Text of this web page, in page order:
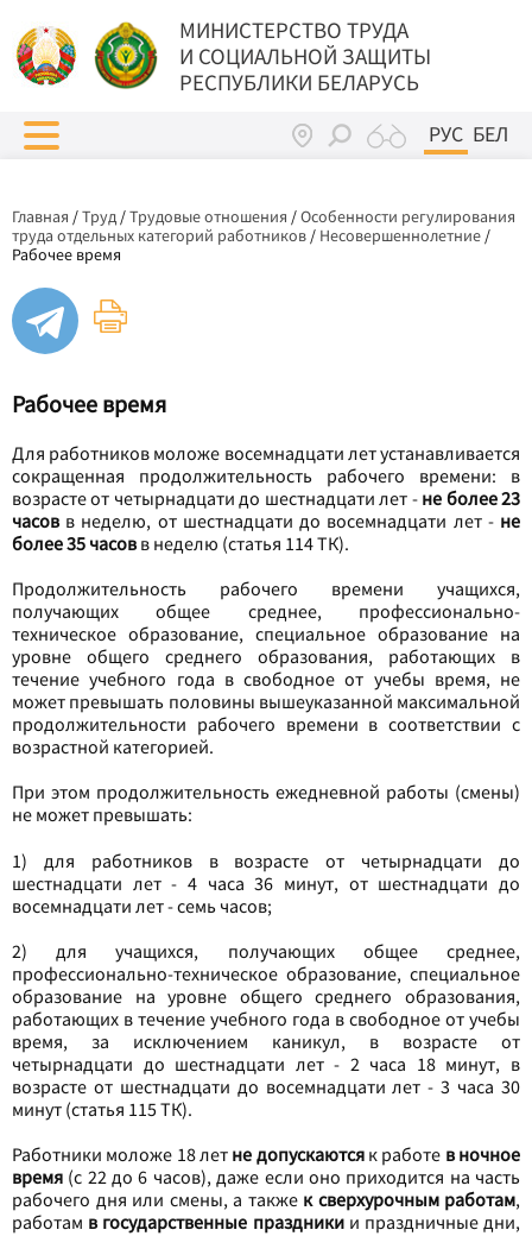
МИНИСТЕРСТВО ТРУДА
И СОЦИАЛЬНОЙ ЗАЩИТЫ
РЕСПУБЛИКИ БЕЛАРУСЬ
РУС БЕЛ
Главная /Труд/Трудовые отношения /Особенности регулирования
труда отдельных категорий работников / Несовершеннолетние /
Рабочее время
Рабочее время
Для работников моложе восемнадцати лет устанавливается
сокращенная продолжительность рабочего времени: в
возрасте от четырнадцати до шестнадцати лет - не более 23
часовв неделю, от шестнадцати до восемнадцати лет -не
более 35 часовв неделю (статья 114 ТК).
Продолжительность рабочего времени учащихся,
получающих общее среднее, профессионально-
техническое образование, специальное образование на
уровне общего среднего образования, работающих в
течение учебного года в свободное от учебы время, не
может превышать половины вышеуказанной максимальной
продолжительности рабочего времени в соответствии с
возрастной категорией.
При этом продолжительность ежедневной работы (смены)
не может превышать:
1) для работников в возрасте от четырнадцати до
шестнадцати лет - 4 часа 36 минут, от шестнадцати до
восемнадцати лет - семь часов;
2) для учащихся, получающих общее среднее,
профессионально-техническое образование, специальное
образование на уровне общего среднего образования,
работающих в течение учебного года в свободное от учебы
время, за исключением каникул, в возрасте от
четырнадцати до шестнадцати лет - 2 часа 18 минут, в
возрасте от шестнадцати до восемнадцати лет - 3 часа 30
минут (статья 115 ТК).
Работники моложе 18 лет не допускаютсяк работе в ночное
время (с 22 до 6 часов), даже если оно приходится на часть
рабочего дня или смены, а также к сверхурочным работам,
работам в государственные праздникии праздничные дни,